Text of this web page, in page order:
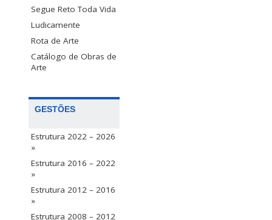
Segue Reto Toda Vida
Ludicamente
Rota de Arte
Catálogo de Obras de
Arte
GESTÕES
Estrutura 2022 – 2026
»
Estrutura 2016 – 2022
»
Estrutura 2012 – 2016
»
Estrutura 2008 – 2012